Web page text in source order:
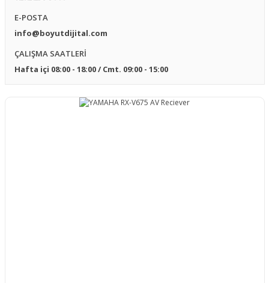
E-POSTA
info@boyutdijital.com
ÇALIŞMA SAATLERİ
Hafta içi 08:00 - 18:00 / Cmt. 09:00 - 15:00
Fixed Frame - Sabit Çerçeveli
Projeksiyon Perdesi
Floor Up Motorlu Gergili Projeksiyon
Perdesi
Projeksiyon Lens